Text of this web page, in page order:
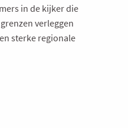
in de kijker die
verleggen
sterke regionale